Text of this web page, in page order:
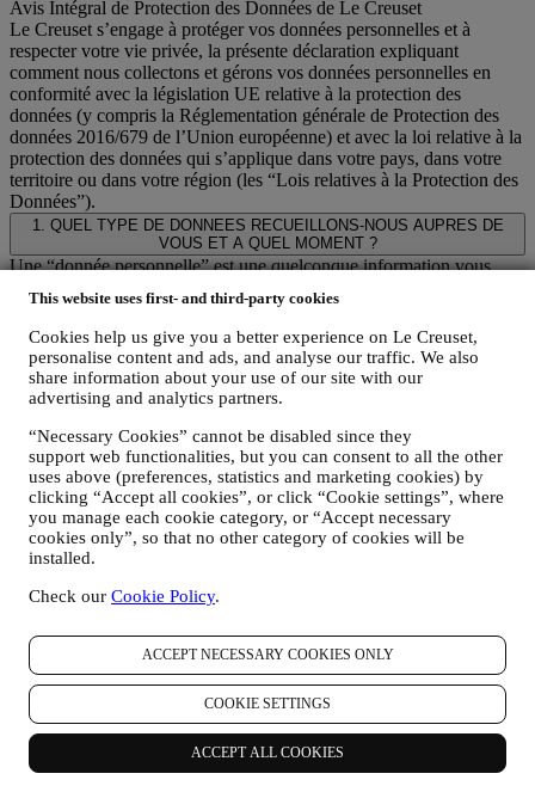
This website uses first- and third-party cookies
Cookies help us give you a better experience on Le Creuset,
personalise content and ads, and analyse our traffic. We also
share information about your use of our site with our
advertising and analytics partners.
“Necessary Cookies” cannot be disabled since they
support web functionalities, but you can consent to all the other
uses above (preferences, statistics and marketing cookies) by
clicking “Accept all cookies”, or click “Cookie settings”, where
you manage each cookie category, or “Accept necessary
cookies only”, so that no other category of cookies will be
installed.
Check our Cookie Policy.
ACCEPT NECESSARY COOKIES ONLY
COOKIE SETTINGS
ACCEPT ALL COOKIES
Avis Intégral de Protection des Données de Le Creuset
Le Creuset s’engage à protéger vos données personnelles et à
respecter votre vie privée, la présente déclaration expliquant
comment nous collectons et gérons vos données personnelles en
conformité avec la législation UE relative à la protection des
données (y compris la Réglementation générale de Protection des
données 2016/679 de l’Union européenne) et avec la loi relative à la
protection des données qui s’applique dans votre pays, dans votre
territoire ou dans votre région (les “Lois relatives à la Protection des
Données”).
1. QUEL TYPE DE DONNEES RECUEILLONS-NOUS AUPRES DE
VOUS ET A QUEL MOMENT ?
Une “donnée personnelle” est une quelconque information vous
soit en combinaison avec d’autres informations.
Enfants : Le présent site web n’est pas destiné aux enfants et nous ne
collectons pas sciemment des données relatives aux enfants.
Nous pouvons collecter des données personnelles vous concernant
lorsque vous visitez notre site web (le “Site web”), créez un compte
boutique Signature et Outlet, ou lorsque vous vous abonnez à nos
communications marketing. En fonction de votre demande ou de
votre consentement, les données personnelles peuvent concerner :
le nom, le prénom, l’adresse électronique, la date de naissance
et d’autres coordonnées (adresse, numéro de téléphone), dans
le but de créer un compte Le Creuset, de faire un achat en tant
qu’utilisateur invité ou l’abonnement à nos communications
marketing sur le site Web ou en magasin.
date et l’heure de l’achat, informations relatives la livraison,
au produit et au paiement, dans le but de gérer vos
les données concernant votre historique de navigation en ligne
(p.ex. les identifiants en ligne, tels que votre adresse IP, la
version de votre navigateur, votre système d’exploitation, la
durée de votre visite, votre identification par notre système